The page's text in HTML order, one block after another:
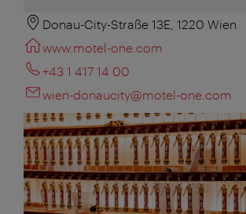
Donau-City-Straße 13E, 1220 Wien
www.motel-one.com
+43 1 417 14 00
wien-donaucity@motel-one.com